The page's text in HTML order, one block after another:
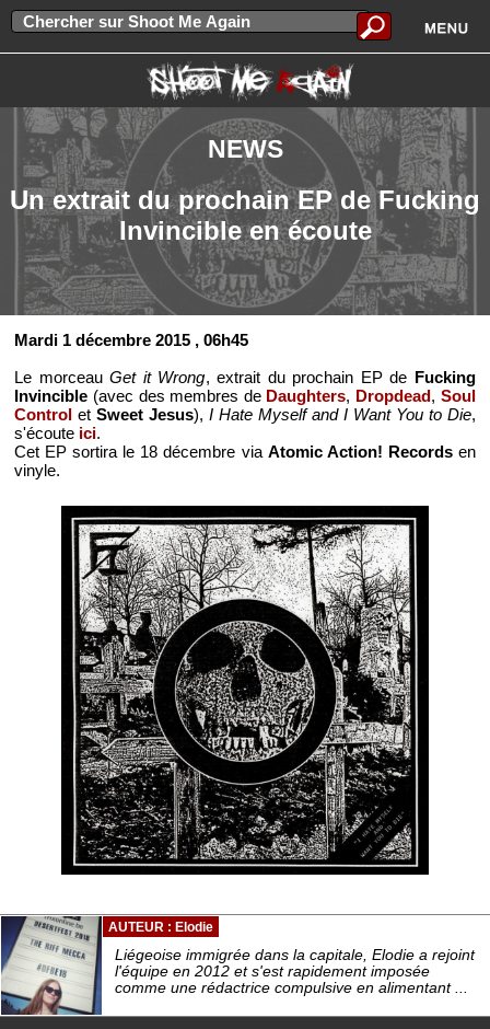
NEWS
Un extrait du prochain EP de Fucking
Invincible en écoute
Mardi 1 décembre 2015 , 06h45
Le morceauGet it Wrong, extrait du prochain EP de Fucking
Invincible (avec des membres de Daughters, Dropdead, Soul
Control etSweet Jesus),I Hate Myself and I Want You to Die,
s'écoute ici.
Cet EP sortira le 18 décembre via Atomic Action! Recordsen
vinyle.
AUTEUR : Elodie
Liégeoise immigrée dans la capitale, Elodie a rejoint
l'équipe en 2012 et s'est rapidement imposée
comme une rédactrice compulsive en alimentant ...